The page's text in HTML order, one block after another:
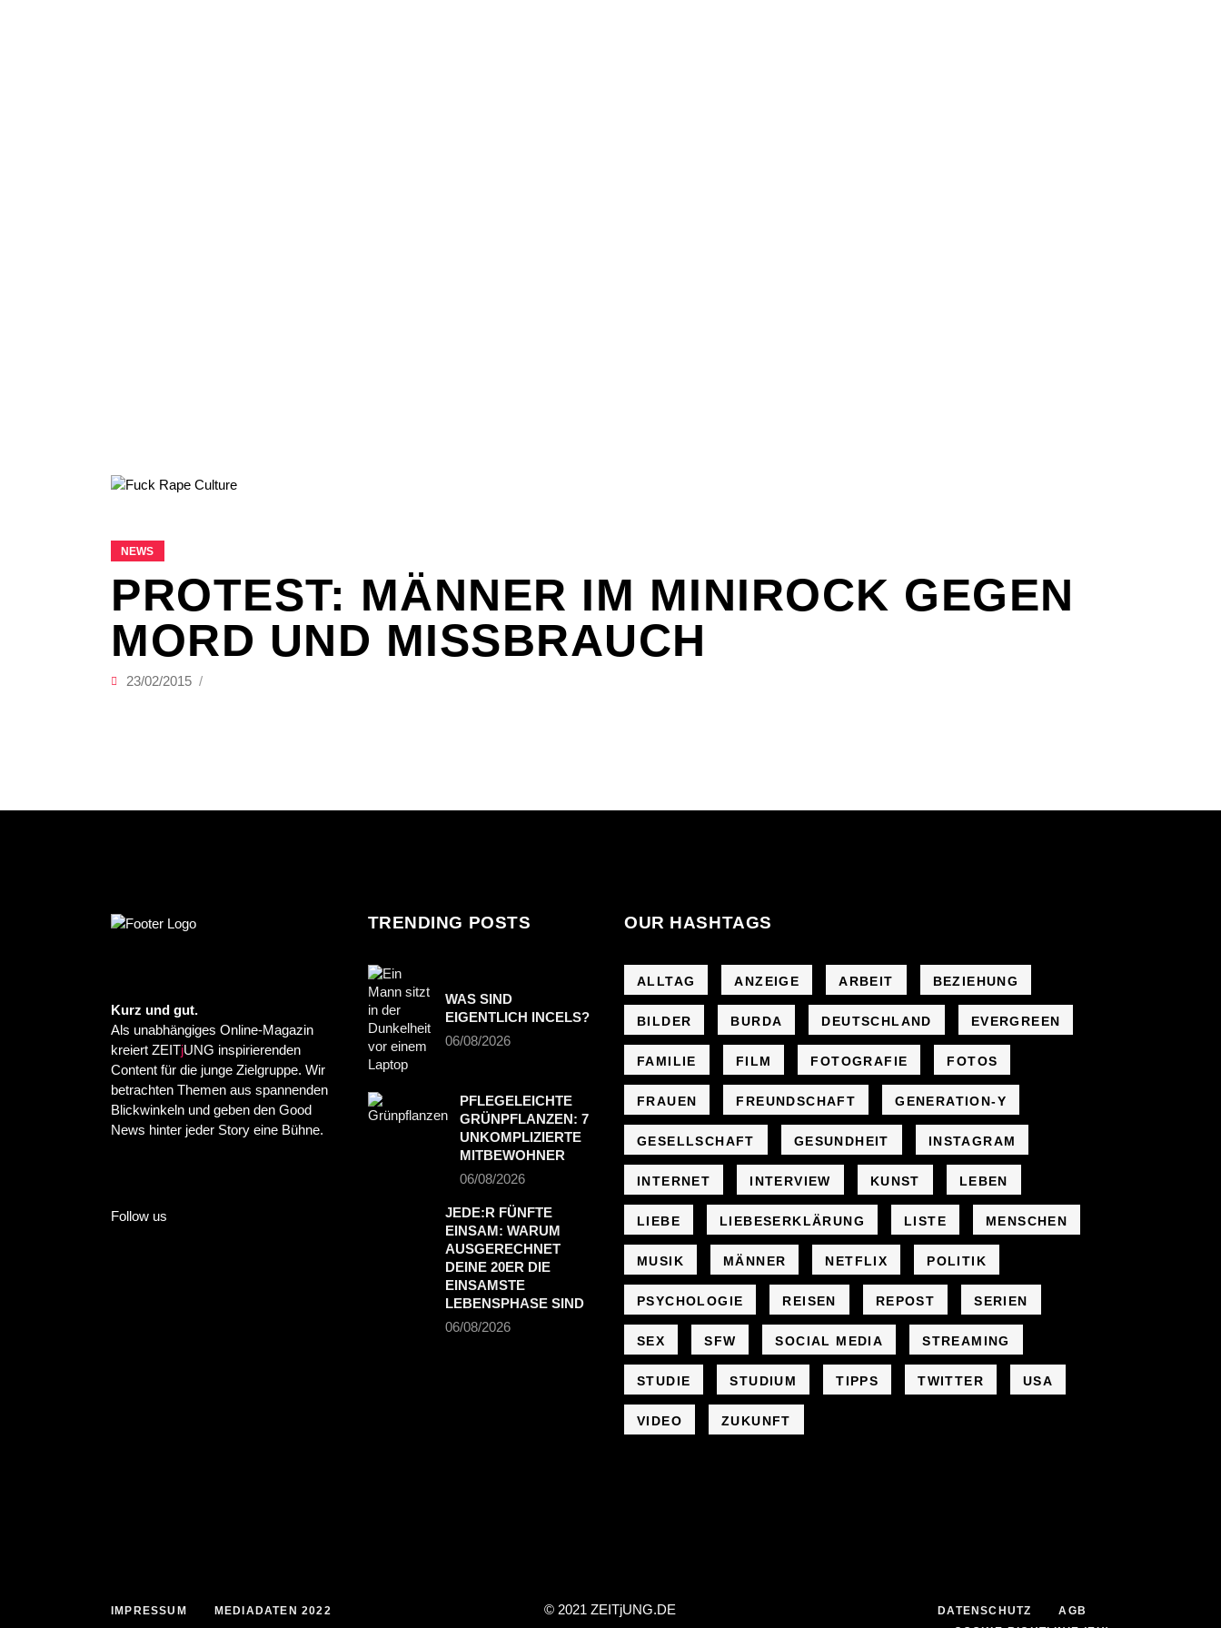
NEWS
PROTEST: MÄNNER IM MINIROCK GEGEN
MORD UND MISSBRAUCH
23/02/2015
Kurz und gut.
Als unabhängiges Online-Magazin
kreiert ZEITjUNG inspirierenden
Content für die junge Zielgruppe. Wir
betrachten Themen aus spannenden
Blickwinkeln und geben den Good
News hinter jeder Story eine Bühne.
Follow us
TRENDING POSTS
WAS SIND
EIGENTLICH INCELS?
06/08/2026
PFLEGELEICHTE
GRÜNPFLANZEN: 7
UNKOMPLIZIERTE
MITBEWOHNER
06/08/2026
JEDE:R FÜNFTE
EINSAM: WARUM
AUSGERECHNET
DEINE 20ER DIE
EINSAMSTE
LEBENSPHASE SIND
06/08/2026
OUR HASHTAGS
ALLTAG ANZEIGE ARBEIT BEZIEHUNG
BILDER BURDA DEUTSCHLAND EVERGREEN
FAMILIE FILM FOTOGRAFIE FOTOS
FRAUEN FREUNDSCHAFT GENERATION-Y
GESELLSCHAFT GESUNDHEIT INSTAGRAM
INTERNET INTERVIEW KUNST LEBEN
LIEBE LIEBESERKLÄRUNG LISTE MENSCHEN
MUSIK MÄNNER NETFLIX POLITIK
PSYCHOLOGIE REISEN REPOST SERIEN
SEX SFW SOCIAL MEDIA STREAMING
STUDIE STUDIUM TIPPS TWITTER USA
VIDEO ZUKUNFT
IMPRESSUM MEDIADATEN 2022 © 2021 ZEITjUNG.DE DATENSCHUTZ
AGB